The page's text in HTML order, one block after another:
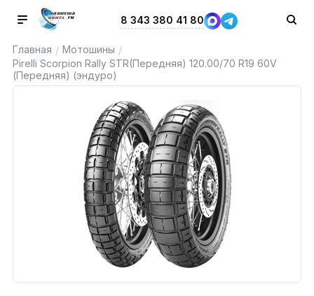
8 343 380 41 80
Главная / Мотошины /
Pirelli Scorpion Rally STR(Передняя) 120.00/70 R19 60V
(Передняя) (эндуро)